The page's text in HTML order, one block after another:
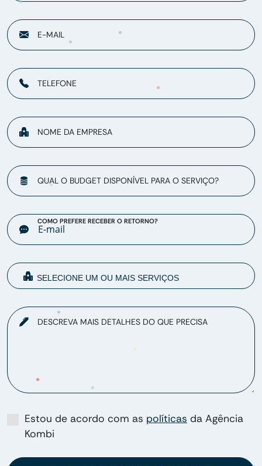
E-MAIL
TELEFONE
NOME DA EMPRESA
QUAL O BUDGET DISPONÍVEL PARA O SERVIÇO?
COMO PREFERE RECEBER O RETORNO?
DESCREVA MAIS DETALHES DO QUE PRECISA
Estou de acordo com as políticas da Agência
Kombi